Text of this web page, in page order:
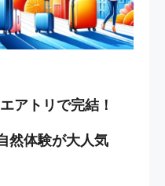
アトリで完結！
然体験が大人気